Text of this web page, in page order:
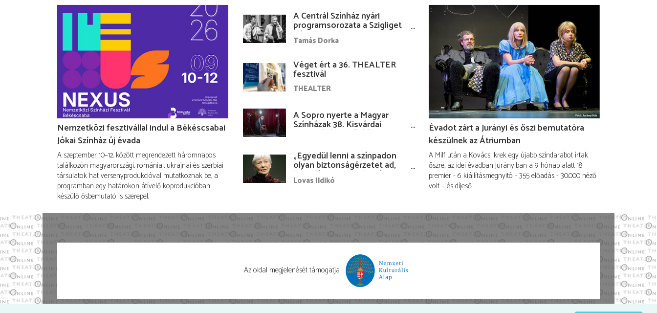
Nemzetközi fesztivállal indul a Békéscsabai
Jókai Színház új évada
A szeptember 10–12. között megrendezett háromnapos
találkozón magyarországi, romániai, ukrajnai és szerbiai
társulatok hat versenyprodukcióval mutatkoznak be, a
programban egy határokon átívelő koprodukcióban
készülő ősbemutató is szerepel.
A Centrál Színház nyári
programsorozata a Szigliget
Várudvarban
Tamás Dorka
Véget ért a 36. THEALTER
fesztivál
THEALTER
A Sopro nyerte a Magyar
Színházak 38. Kisvárdai
Fesztiváljának fődíját
„Egyedül lenni a színpadon
olyan biztonságérzetet ad,
hogy lám, mindenki más
nélkül is megvagyok
Lovas Ildikó
Évadot zárt a Jurányi és őszi bemutatóra
készülnek az Átriumban
A Milf után a Kovács ikrek egy újabb színdarabot írtak
őszre, az idei évadban Jurányiban a 9 hónap alatt 18
premier - 6 kiállításmegnyitó - 355 előadás - 30.000 néző
volt – és díjeső.
Az oldal megjelenését támogatja: